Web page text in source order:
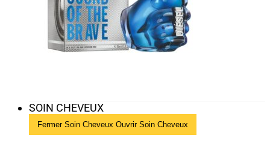
SOIN CHEVEUX
Fermer Soin Cheveux Ouvrir Soin Cheveux